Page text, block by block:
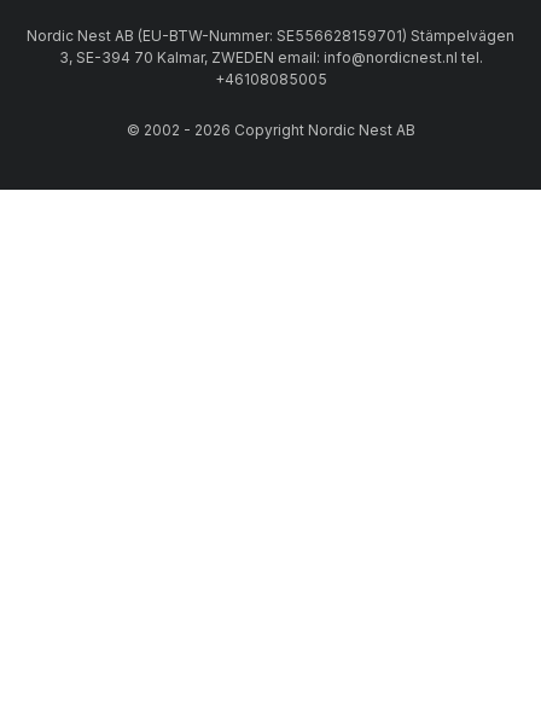
Nordic Nest AB (EU-BTW-Nummer: SE556628159701) Stämpelvägen
3, SE-394 70 Kalmar, ZWEDEN email: info@nordicnest.nl tel.
+46108085005
© 2002 - 2026 Copyright Nordic Nest AB